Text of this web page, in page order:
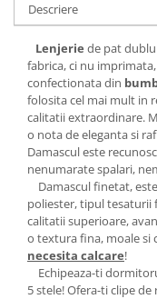
Descriere
Lenjerie de pat
fabrica, ci nu
confectionata din
folosita cel mai mult in
calitatii extraordinare.
o nota de eleganta si
Damascul este
nenumarate spalari,
Damascul finetat,
poliester, tipul tesaturii
calitatii superioare,
o textura fina, moale si
necesita calcare!
Echipeaza-ti
5 stele! Ofera-ti clipe de